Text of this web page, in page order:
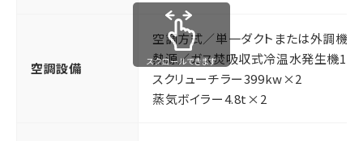
空調設備
空調方式／単一ダクトまたは外調機
熱源／ガス焚吸収式冷温水発生機
スクリューチラー399kw×2
蒸気ボイラー4.8t×2
スクロールできます